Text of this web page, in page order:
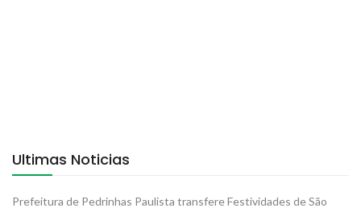
Ultimas Noticias
Prefeitura de Pedrinhas Paulista transfere Festividades de São